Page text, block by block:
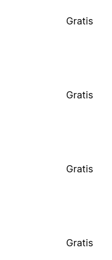
Gratis
Gratis
Gratis
Gratis